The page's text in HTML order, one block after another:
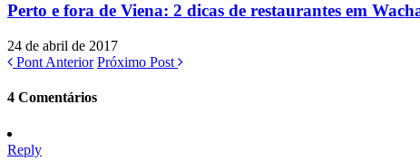
Perto e fora de Viena: 2 dicas de restaurantes em
24 de abril de 2017
Pont Anterior Próximo Post
4 Comentários
Reply